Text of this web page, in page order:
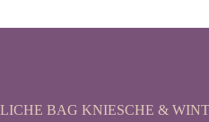
BAG KNIESCHE &